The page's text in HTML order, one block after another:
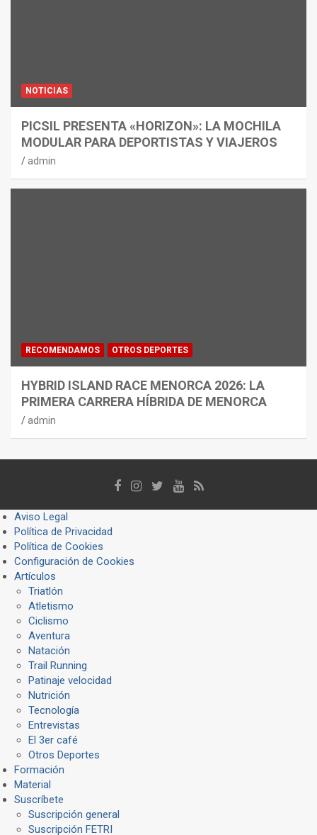
NOTICIAS
PICSIL PRESENTA «HORIZON»: LA MOCHILA
MODULAR PARA DEPORTISTAS Y VIAJEROS
admin
RECOMENDAMOS OTROS DEPORTES
HYBRID ISLAND RACE MENORCA 2026: LA
PRIMERA CARRERA HÍBRIDA DE MENORCA
admin
Aviso Legal
Política de Privacidad
Política de Cookies
Configuración de Cookies
Artículos
Triatlón
Atletismo
Ciclismo
Aventura
Natación
Trail Running
Patinaje velocidad
Nutrición
Tecnología
Entrevistas
El 3er café
Otros Deportes
Formación
Material
Suscríbete
Suscripción general
Suscripción FETRI